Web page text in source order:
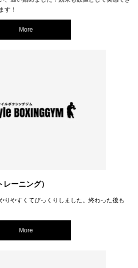
す！
More
ーニング）
りやすくてびっくりしました。終わった後も
More